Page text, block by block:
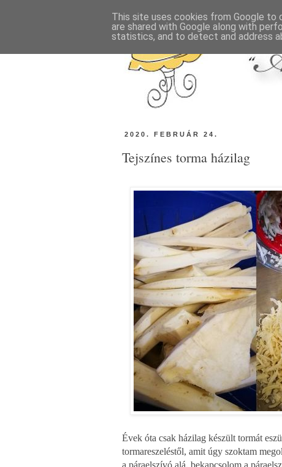
2020. FEBRUÁR 24.
Tejszínes torma házilag
Évek óta csak házilag készült tormát
tormareszeléstől, amit úgy szoktam
a páraelszívó alá, bekapcsolom a
This site uses cookies from Google to
are shared with Google along with
statistics, and to detect and address